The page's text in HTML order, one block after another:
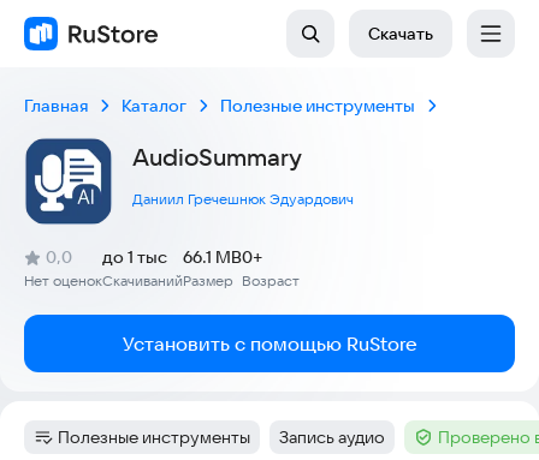
Скачать
Главная Каталог Полезные инструменты
AudioSummary
Даниил Гречешнюк Эдуардович
Рейтинг:
0,0
(
Нет оценок
)
Скачиваний
до 1 тыс
Размер
66.1 MB
Возраст
0+
Установить с помощью RuStore
Категория:
Полезные инструменты Тег:
Запись аудио Тег :Проверено